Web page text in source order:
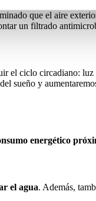
que el aire
un filtrado
el ciclo circadiano:
sueño y
energético
el agua. Además,